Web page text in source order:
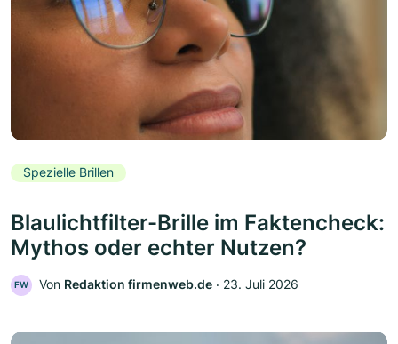
Spezielle Brillen
Blaulichtfilter-Brille im Faktencheck:
Mythos oder echter Nutzen?
FW Von Redaktion firmenweb.de ‧ 23. Juli 2026